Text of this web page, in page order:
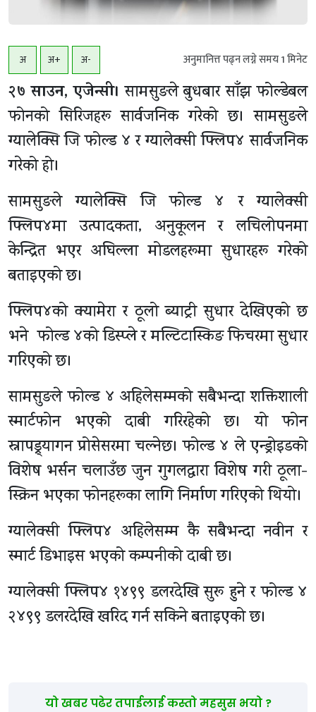
अ अ+ अ- अनुमानित्त पढ्न लग्ने समय1मिनेट
२७ साउन, एजेन्सी। सामसुङले बुधबार साँझ फोल्डेबल
फोनको सिरिजहरू सार्वजनिक गरेको छ। सामसुङले
ग्यालेक्सि जि फोल्ड ४ र ग्यालेक्सी फ्लिप४ सार्वजनिक
गरेको हो।
सामसुङले ग्यालेक्सि जि फोल्ड ४ र ग्यालेक्सी
फ्लिप४मा उत्पादकता, अनुकूलन र लचिलोपनमा
केन्द्रित भएर अघिल्ला मोडलहरूमा सुधारहरू गरेको
बताइएको छ।
फ्लिप४को क्यामेरा र ठूलो ब्याट्री सुधार देखिएको छ
भने फोल्ड ४को डिस्प्ले र मल्टिटास्किङ फिचरमा सुधार
गरिएको छ।
सामसुङले फोल्ड ४ अहिलेसम्मको सबैभन्दा शक्तिशाली
स्मार्टफोन भएको दाबी गरिरहेको छ। यो फोन
स्नापड्र्यागन प्रोसेसरमा चल्नेछ। फोल्ड ४ ले एन्ड्रोइडको
विशेष भर्सन चलाउँछ जुन गुगलद्वारा विशेष गरी ठूला-
स्क्रिन भएका फोनहरूका लागि निर्माण गरिएको थियो।
ग्यालेक्सी फ्लिप४ अहिलेसम्म कै सबैभन्दा नवीन र
स्मार्ट डिभाइस भएको कम्पनीको दाबी छ।
ग्यालेक्सी फ्लिप४ १४९९ डलरदेखि सुरू हुने र फोल्ड ४
२४९९ डलरदेखि खरिद गर्न सकिने बताइएको छ।
यो खबर पढेर तपाईलाई कस्तो महसुस भयो ?